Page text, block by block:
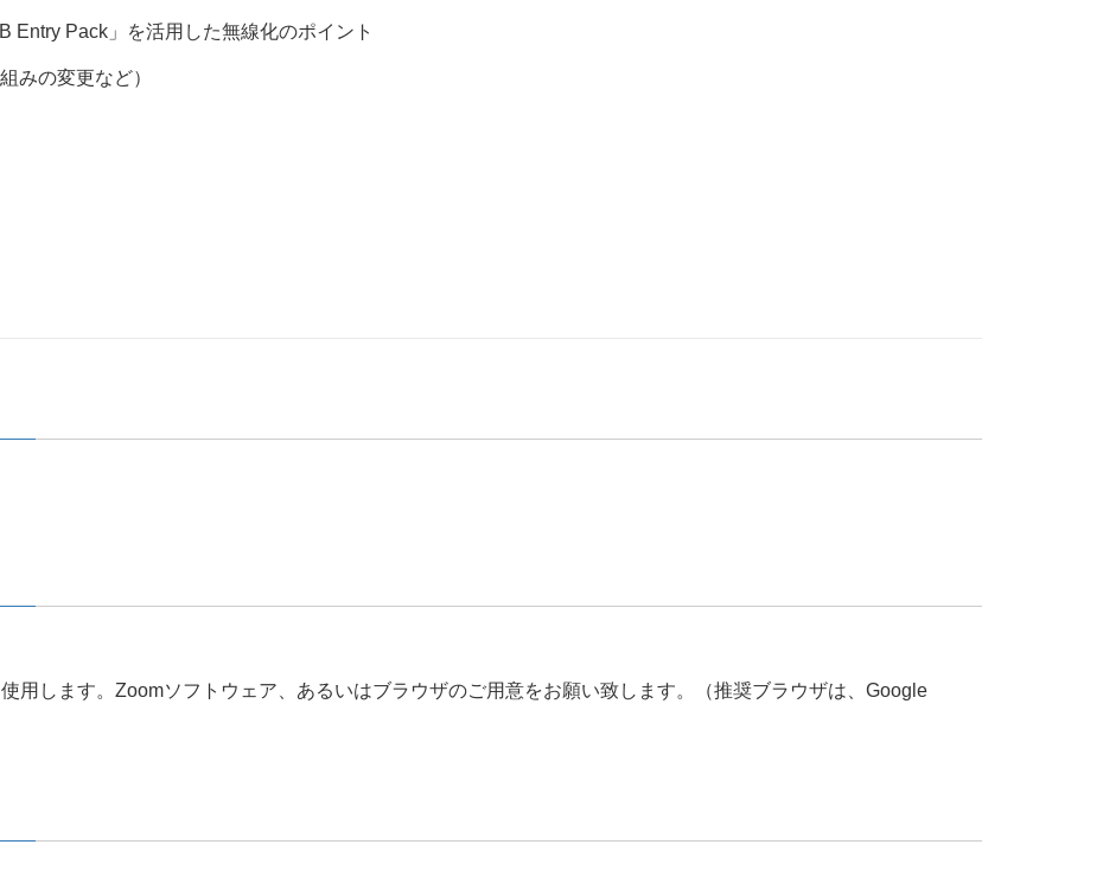
Entry Pack」を活用した無線化のポイント
みの変更など）
します。Zoomソフトウェア、あるいはブラウザのご用意をお願い致します。（推奨ブラウザは、Google